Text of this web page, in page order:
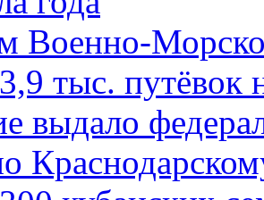
Военно-
тыс. путёвок
выдало